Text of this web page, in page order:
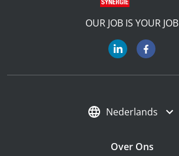
OUR JOB IS YOUR JOB
Nederlands
Over Ons